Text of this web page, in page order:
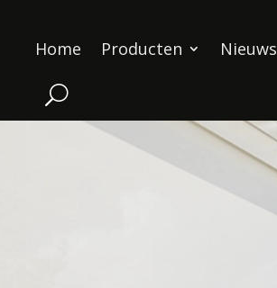
Home Producten Nieuws